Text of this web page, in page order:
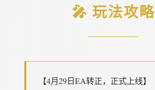
🎤 玩法攻略
【4月29日EA转正，正式上线】